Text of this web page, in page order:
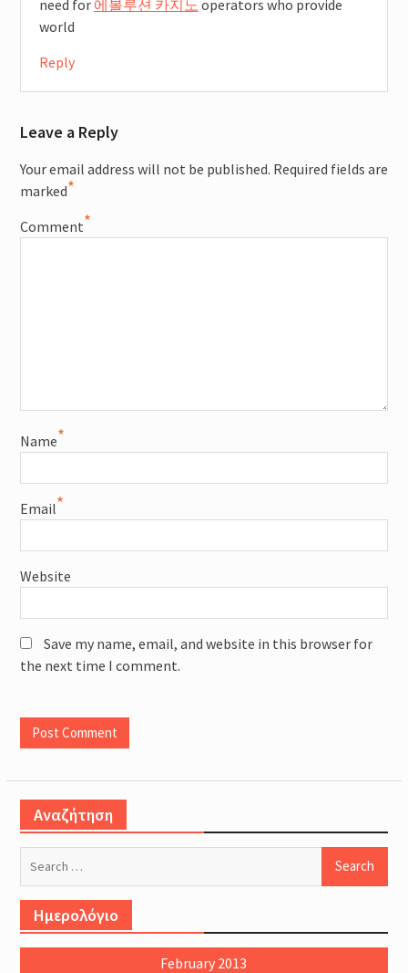
need for 에볼루션 카지노 operators who provide
world
Reply
Leave a Reply
Your email address will not be published. Required fields are
marked*
Comment*
Name*
Email*
Website
Save my name, email, and website in this browser for
the next time I comment.
Αναζήτηση
Ημερολόγιο
February 2013